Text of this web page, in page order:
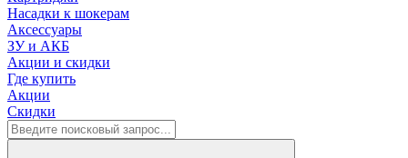
Насадки к шокерам
Аксессуары
ЗУ и АКБ
Акции и скидки
Где купить
Акции
Скидки